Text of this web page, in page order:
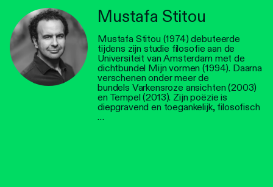
Mustafa Stitou
Mustafa Stitou (1974) debuteerde
tijdens zijn studie filosofie aan de
Universiteit van Amsterdam met de
dichtbundel Mijn vormen (1994). Daarna
verschenen onder meer de
bundels Varkensroze ansichten (2003)
en Tempel (2013). Zijn poëzie is
diepgravend en toegankelijk, filosofisch
…